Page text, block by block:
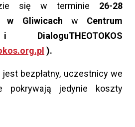
się w terminie 26-28
w Gliwicach w Centrum
i DialoguTHEOTOKOS
).
jest bezpłatny, uczestnicy we
pokrywają jedynie koszty